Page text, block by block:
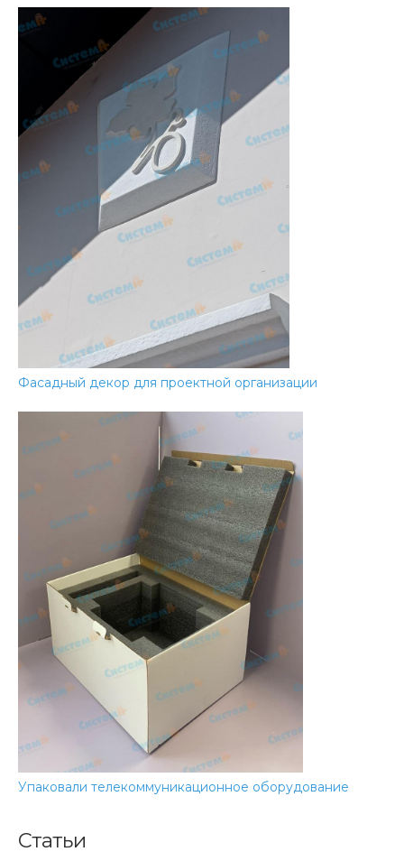
Фасадный декор для проектной организации
Упаковали телекоммуникационное оборудование
Статьи